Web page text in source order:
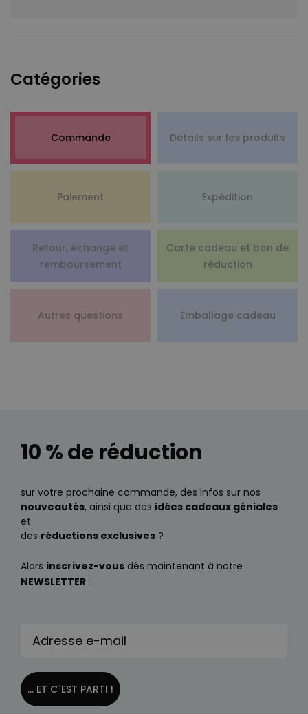
Catégories
Commande Détails sur les produits
Paiement Expédition
Retour, échange et
remboursement
Carte cadeau et bon de
réduction
Autres questions Emballage cadeau
10 % de réduction
sur votre prochaine commande, des infos sur nos
nouveautés, ainsi que des idées cadeaux géniales
et
des réductions exclusives ?
Alors inscrivez-vous dès maintenant à notre
NEWSLETTER :
... ET C´EST PARTI !